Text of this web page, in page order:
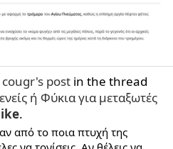
cougr's post in the thread
ή Φύκια για μεταξωτές
.
από το ποια πτυχή της